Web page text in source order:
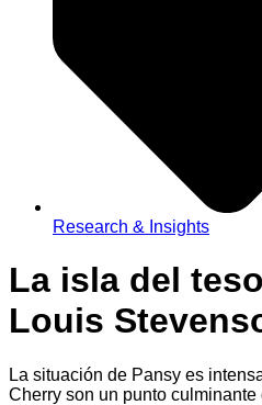
Research & Insights
La isla del
Louis
La situación de Pansy es
Cherry son un punto